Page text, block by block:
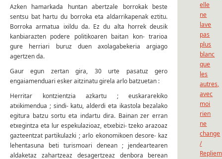
Azken hamarkada huntan abertzale borrokak beste
sentsu bat hartu du borroka eta aldarrikapenak eztitu.
Borroka armatua ixildu da. Ez du alta horrek deusik
kanbiarazten podere politikoaren baitan kon- trarioa
gure herriari buruz duen axolagabekeria argiago
agertzen da.
Gaur egun zertan gira, 30 urte pasatuz gero
engaiamenduari esker aitzinatu girela arlo batzuetan :
Herritar kontzientzia azkartu ; euskararekiko
atxikimendua ; sindi- katu, alderdi eta ikastola bezalako
egitura batzu sortu eta indartu dira. Bainan zer erran
etxegintza eta lur espekulazioaz, etxebizi- tzeko arazoaz
gazteentzat partikulazki ; arlo ekonomikoen desore- kaz
lehentasuna beti turismoari denean ; jendeartearen
aldaketaz zahartzeaz desagertzeaz denbora berean
elle
ne
lave
pas
plus
blanc
que
les
autres,
avec
moi
rien
ne
change
/